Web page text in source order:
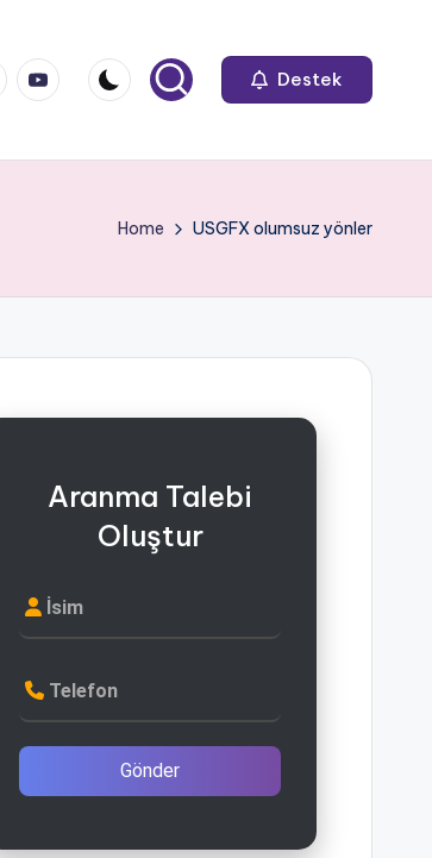
youtube.com Destek
Home USGFX olumsuz yönler
Aranma Talebi
Oluştur
İsim
Telefon
Gönder